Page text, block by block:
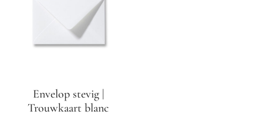
Envelop stevig |
Trouwkaart blanc